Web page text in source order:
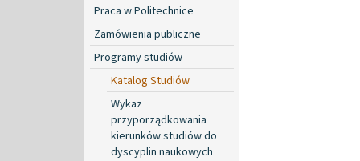
Praca w Politechnice
Zamówienia publiczne
Programy studiów
Katalog Studiów
Wykaz
przyporządkowania
kierunków studiów do
dyscyplin naukowych